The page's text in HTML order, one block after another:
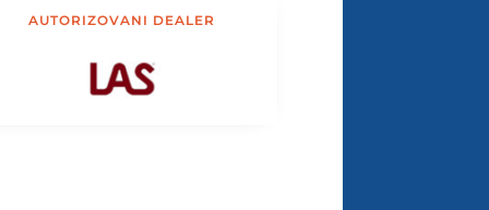
AUTORIZOVANI DEALER